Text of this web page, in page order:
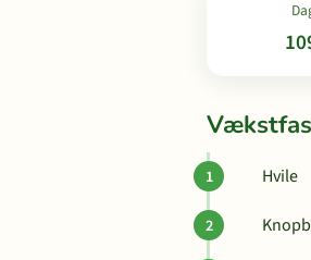
Hvile